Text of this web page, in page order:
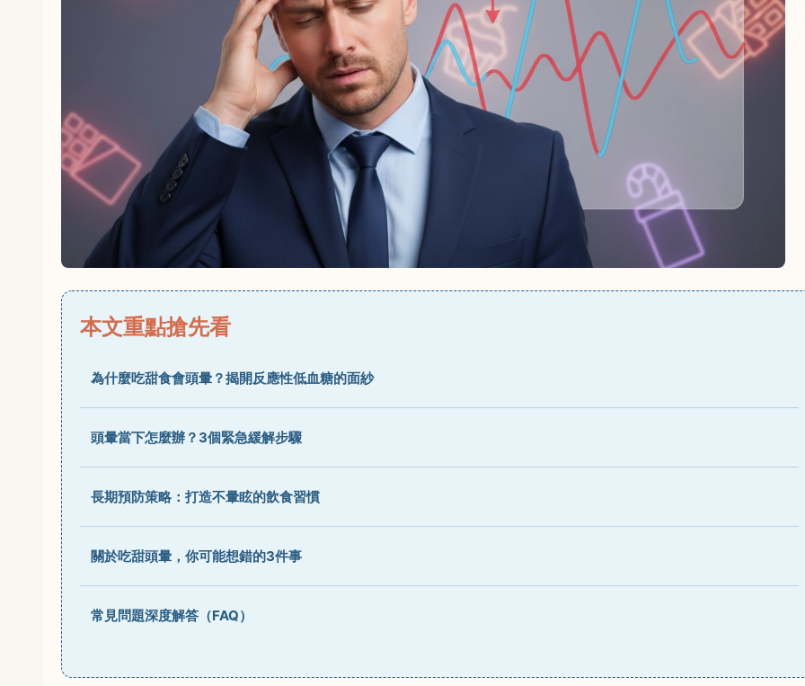
本文重點搶先看
為什麼吃甜食會頭暈？揭開反應性低血糖的面紗
頭暈當下怎麼辦？3個緊急緩解步驟
長期預防策略：打造不暈眩的飲食習慣
關於吃甜頭暈，你可能想錯的3件事
常見問題深度解答（FAQ）